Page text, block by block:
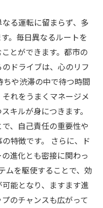
る運転に留まらず、多
。毎日異なるルートを
とができます。都市の
ドライブは、心のリフ
ちや渋滞の中で待つ時間
れをうまくマネージメ
キルが身につきます。
、自己責任の重要性や
特徴です。 さらに、ド
進化とも密接に関わっ
ムを駆使することで、効
能となり、ますます進
のチャンスも広がって